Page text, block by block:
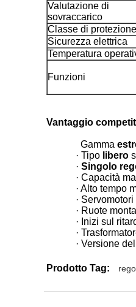
Valutazione di
sovraccarico
Classe di protezione
Sicurezza elettrica
Temperatura
Funzioni
Vantaggio
Gamma
· Tipo libero
· Singolo
· Capacità
· Alto tempo
·
· Ruote
· Inizi sul
·
· Versione
Prodotto Tag: